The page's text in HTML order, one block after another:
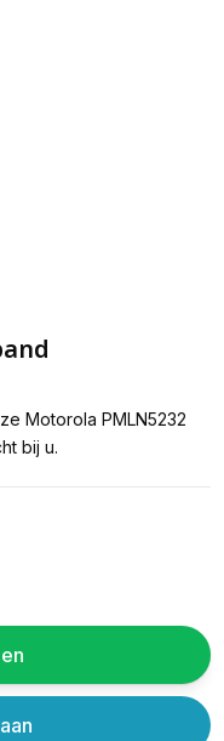
Motorola PMLN5232
bij u.